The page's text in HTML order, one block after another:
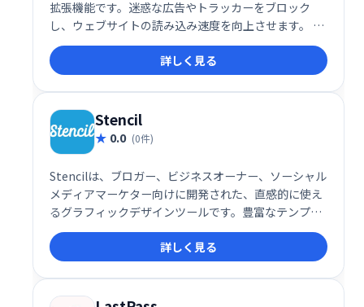
拡張機能です。迷惑な広告やトラッカーをブロック
し、ウェブサイトの読み込み速度を向上させます。 個
人データ収集を制御できるだけでなく、シンプルで分
かりやすいダッシュボードで、Webサイトのトラッキ
ング状況を把握できます。快適で安全なインターネッ
ト体験を実現します。
詳しく見る
Stencil
0.0 (0件)
Stencilは、ブロガー、ビジネスオーナー、ソーシャル
メディアマーケター向けに開発された、直感的に使え
るグラフィックデザインツールです。豊富なテンプレ
ートと簡単操作で、魅力的な画像や動画を素早く作成
できます。SNS投稿からブログ記事のアイキャッチま
で、様々なシーンで活用可能です。
詳しく見る